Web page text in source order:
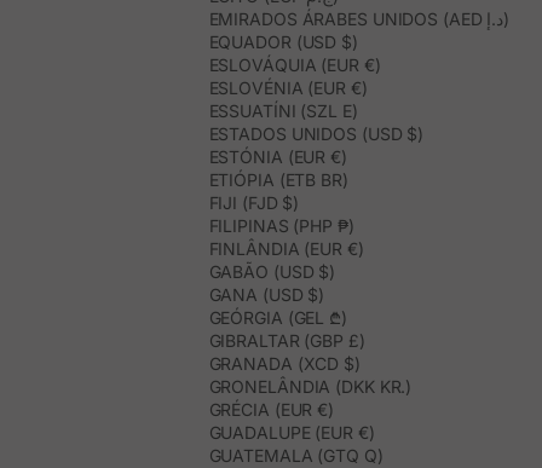
EMIRADOS ÁRABES UNIDOS (AED د.إ)
EQUADOR (USD $)
ESLOVÁQUIA (EUR €)
ESLOVÉNIA (EUR €)
ESSUATÍNI (SZL E)
ESTADOS UNIDOS (USD $)
ESTÓNIA (EUR €)
ETIÓPIA (ETB BR)
FIJI (FJD $)
FILIPINAS (PHP ₱)
FINLÂNDIA (EUR €)
GABÃO (USD $)
GANA (USD $)
GEÓRGIA (GEL ₾)
GIBRALTAR (GBP £)
GRANADA (XCD $)
GRONELÂNDIA (DKK KR.)
GRÉCIA (EUR €)
GUADALUPE (EUR €)
GUATEMALA (GTQ Q)